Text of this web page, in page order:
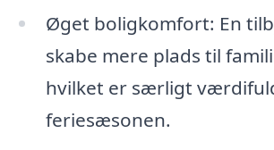
Øget boligkomfort: En
skabe mere plads til
hvilket er særligt
feriesæsonen.